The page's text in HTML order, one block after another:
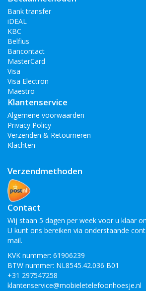
Bank transfer
iDEAL
KBC
Belfius
Bancontact
MasterCard
Visa
Visa Electron
Maestro
Klantenservice
Algemene voorwaarden
Privacy Policy
Verzenden & Retourneren
Klachten
Verzendmethoden
Contact
Wij staan 5 dagen per week voor u klaar
U kunt ons bereiken via onderstaande
mail.
KVK nummer: 61906239
BTW nummer: NL8545.42.036 B01
+31 297547258
klantenservice@mobieletelefoonhoesje.nl